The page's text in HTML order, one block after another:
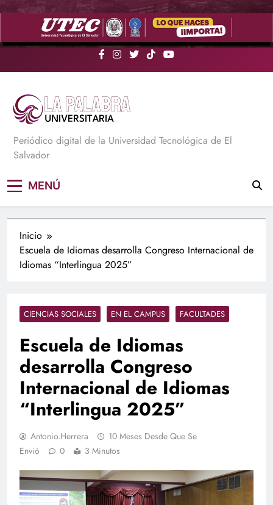
Saltar
La Palabra Universitaria
Periódico digital de la Universidad Tecnológica de El
Salvador
MENÚ
Inicio
Escuela de Idiomas desarrolla Congreso Internacional de
Idiomas “Interlingua 2025”
CIENCIAS SOCIALES EN EL CAMPUS FACULTADES
Escuela de Idiomas
desarrolla Congreso
Internacional de Idiomas
“Interlingua 2025”
Antonio.herrera
10 Meses Desde Que Se
Envió
0 3 Minutos